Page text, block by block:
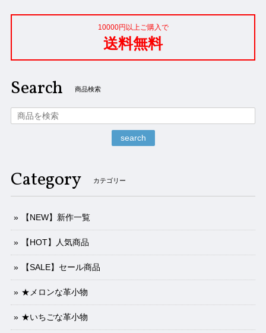
10000円以上ご購入で
送料無料
Search 商品検索
search
Category カテゴリー
【NEW】新作一覧
【HOT】人気商品
【SALE】セール商品
★メロンな革小物
★いちごな革小物